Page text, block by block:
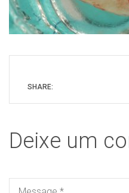
SHARE:
Deixe um